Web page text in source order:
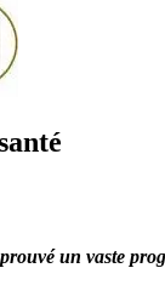
un vaste